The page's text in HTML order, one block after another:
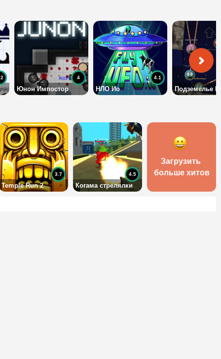
Юнон Импостор
4
НЛО Ио
4.1
Подземелье
Temple Run 2
3.7
Когама стрелялки
4.5
Загрузить
больше хитов